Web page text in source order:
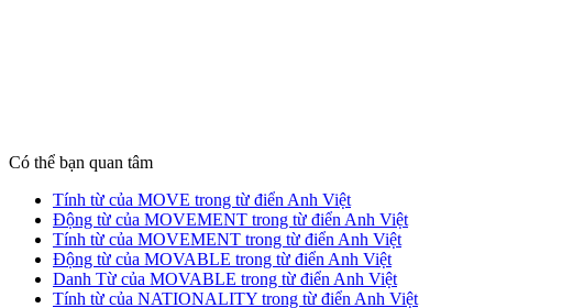
Có thể bạn quan tâm
Tính từ của MOVE trong từ điển Anh Việt
Động từ của MOVEMENT trong từ điển Anh Việt
Tính từ của MOVEMENT trong từ điển Anh Việt
Động từ của MOVABLE trong từ điển Anh Việt
Danh Từ của MOVABLE trong từ điển Anh Việt
Tính từ của NATIONALITY trong từ điển Anh Việt